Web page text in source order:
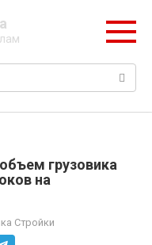
грузовика
на
Стройки